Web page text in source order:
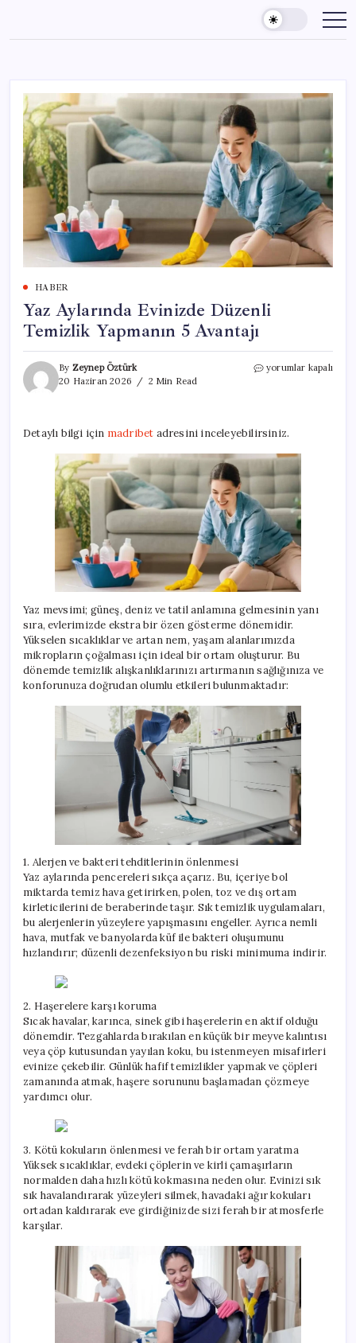
content
HABER
Yaz Aylarında Evinizde Düzenli
Temizlik Yapmanın 5 Avantajı
By Zeynep Öztürk
20 Haziran 2026
2 Min Read
Yaz
Yapmanın
Avantajı
için
yorumlar kapalı
Detaylı bilgi için madribet adresini inceleyebilirsiniz.
Yaz mevsimi; güneş, deniz ve tatil anlamına gelmesinin yanı
sıra, evlerimizde ekstra bir özen gösterme dönemidir.
Yükselen sıcaklıklar ve artan nem, yaşam alanlarımızda
mikropların çoğalması için ideal bir ortam oluşturur. Bu
dönemde temizlik alışkanlıklarınızı artırmanın sağlığınıza ve
konforunuza doğrudan olumlu etkileri bulunmaktadır:
1. Alerjen ve bakteri tehditlerinin önlenmesi
Yaz aylarında pencereleri sıkça açarız. Bu, içeriye bol
miktarda temiz hava getirirken, polen, toz ve dış ortam
kirleticilerini de beraberinde taşır. Sık temizlik uygulamaları,
bu alerjenlerin yüzeylere yapışmasını engeller. Ayrıca nemli
hava, mutfak ve banyolarda küf ile bakteri oluşumunu
hızlandırır; düzenli dezenfeksiyon bu riski minimuma indirir.
2. Haşerelere karşı koruma
Sıcak havalar, karınca, sinek gibi haşerelerin en aktif olduğu
dönemdir. Tezgahlarda bırakılan en küçük bir meyve kalıntısı
veya çöp kutusundan yayılan koku, bu istenmeyen misafirleri
evinize çekebilir. Günlük hafif temizlikler yapmak ve çöpleri
zamanında atmak, haşere sorununu başlamadan çözmeye
yardımcı olur.
3. Kötü kokuların önlenmesi ve ferah bir ortam yaratma
Yüksek sıcaklıklar, evdeki çöplerin ve kirli çamaşırların
normalden daha hızlı kötü kokmasına neden olur. Evinizi sık
sık havalandırarak yüzeyleri silmek, havadaki ağır kokuları
ortadan kaldırarak eve girdiğinizde sizi ferah bir atmosferle
karşılar.